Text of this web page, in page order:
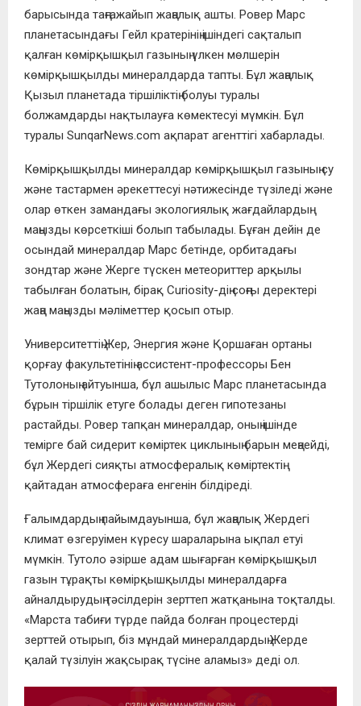
барысында таңғажайып жаңалық ашты. Ровер Марс
планетасындағы Гейл кратерінің ішіндегі сақталып
қалған көмірқышқыл газының үлкен мөлшерін
көмірқышқылды минералдарда тапты. Бұл жаңалық
Қызыл планетада тіршіліктің болуы туралы
болжамдарды нақтылауға көмектесуі мүмкін. Бұл
туралы SunqarNews.com ақпарат агенттігі хабарлады.
Көмірқышқылды минералдар көмірқышқыл газының су
және тастармен әрекеттесуі нәтижесінде түзіледі және
олар өткен замандағы экологиялық жағдайлардың
маңызды көрсеткіші болып табылады. Бұған дейін де
осындай минералдар Марс бетінде, орбитадағы
зондтар және Жерге түскен метеориттер арқылы
табылған болатын, бірақ Curiosity-дің соңғы деректері
жаңа маңызды мәліметтер қосып отыр.
Университеттің Жер, Энергия және Қоршаған ортаны
қорғау факультетінің ассистент-профессоры Бен
Тутолоның айтуынша, бұл ашылыс Марс планетасында
бұрын тіршілік етуге болады деген гипотезаны
растайды. Ровер тапқан минералдар, оның ішінде
темірге бай сидерит көміртек циклының барын меңзейді,
бұл Жердегі сияқты атмосфералық көміртектің
қайтадан атмосфераға енгенін білдіреді.
Ғалымдардың пайымдауынша, бұл жаңалық Жердегі
климат өзгеруімен күресу шараларына ықпал етуі
мүмкін. Тутоло әзірше адам шығарған көмірқышқыл
газын тұрақты көмірқышқылды минералдарға
айналдырудың тәсілдерін зерттеп жатқанына тоқталды.
«Марста табиғи түрде пайда болған процестерді
зерттей отырып, біз мұндай минералдардың Жерде
қалай түзілуін жақсырақ түсіне аламыз» деді ол.